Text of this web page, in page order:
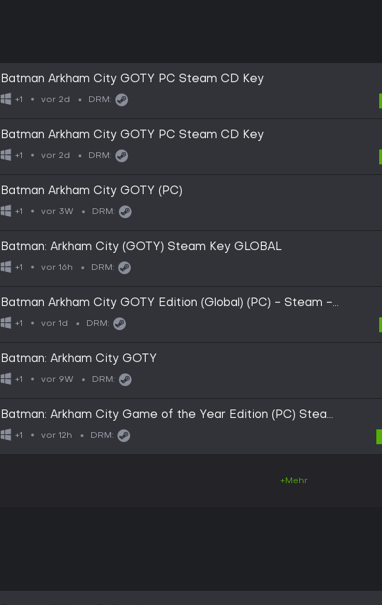
Batman Arkham City GOTY PC Steam CD Key
+1 vor 2d DRM:
Batman Arkham City GOTY PC Steam CD Key
+1 vor 2d DRM:
Batman Arkham City GOTY (PC)
+1 vor 3W DRM:
Batman: Arkham City (GOTY) Steam Key GLOBAL
+1 vor 16h DRM:
Batman Arkham City GOTY Edition (Global) (PC) - Steam -
Digital Key
+1 vor 1d DRM:
Batman: Arkham City GOTY
+1 vor 9W DRM:
Batman: Arkham City Game of the Year Edition (PC) Steam
Key - EU
+1 vor 12h DRM:
+Mehr